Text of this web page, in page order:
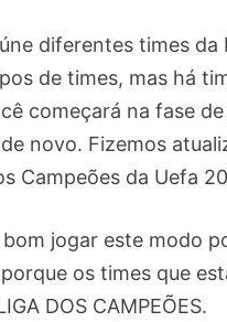
diferentes times
de times, mas há
começará na fase
novo. Fizemos
Campeões da Uefa
jogar este modo
os times que
DOS CAMPEÕES.